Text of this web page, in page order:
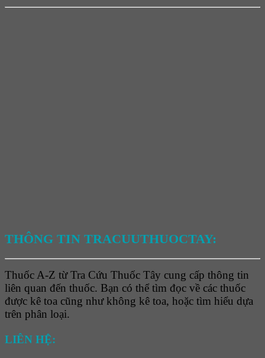
THÔNG TIN TRACUUTHUOCTAY:
Thuốc A-Z từ Tra Cứu Thuốc Tây cung cấp thông tin
liên quan đến thuốc. Bạn có thể tìm đọc về các thuốc
được kê toa cũng như không kê toa, hoặc tìm hiểu dựa
trên phân loại.
LIÊN HỆ: